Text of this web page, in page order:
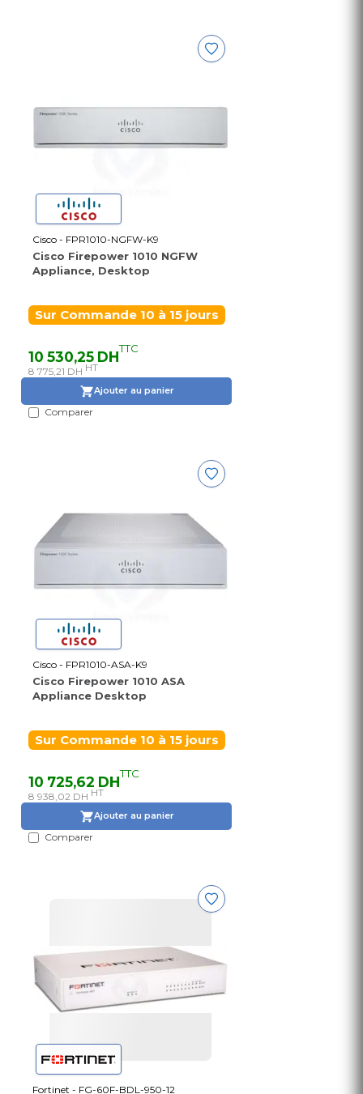
Cisco - FPR1010-NGFW-K9
Cisco Firepower 1010 NGFW
Appliance, Desktop
Sur Commande 10 à 15 jours
10 530,25 DHTTC
8 775,21 DH HT
Ajouter au panier
Comparer
Cisco - FPR1010-ASA-K9
Cisco Firepower 1010 ASA
Appliance Desktop
Sur Commande 10 à 15 jours
10 725,62 DHTTC
8 938,02 DH HT
Ajouter au panier
Comparer
Fortinet - FG-60F-BDL-950-12